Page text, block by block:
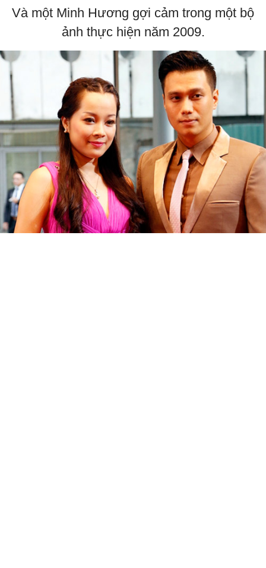
Và một Minh Hương gợi cảm trong một bộ
ảnh thực hiện năm 2009.